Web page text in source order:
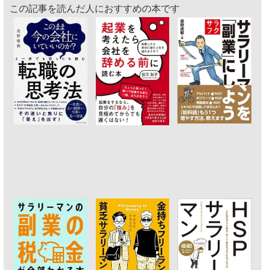
この記事を読んだ人におすすめの本です